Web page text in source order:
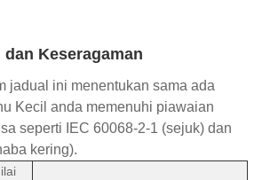
Keseragaman
jadual ini menentukan sama ada
Kecil anda memenuhi piawaian
seperti IEC 60068-2-1 (sejuk) dan
kering).